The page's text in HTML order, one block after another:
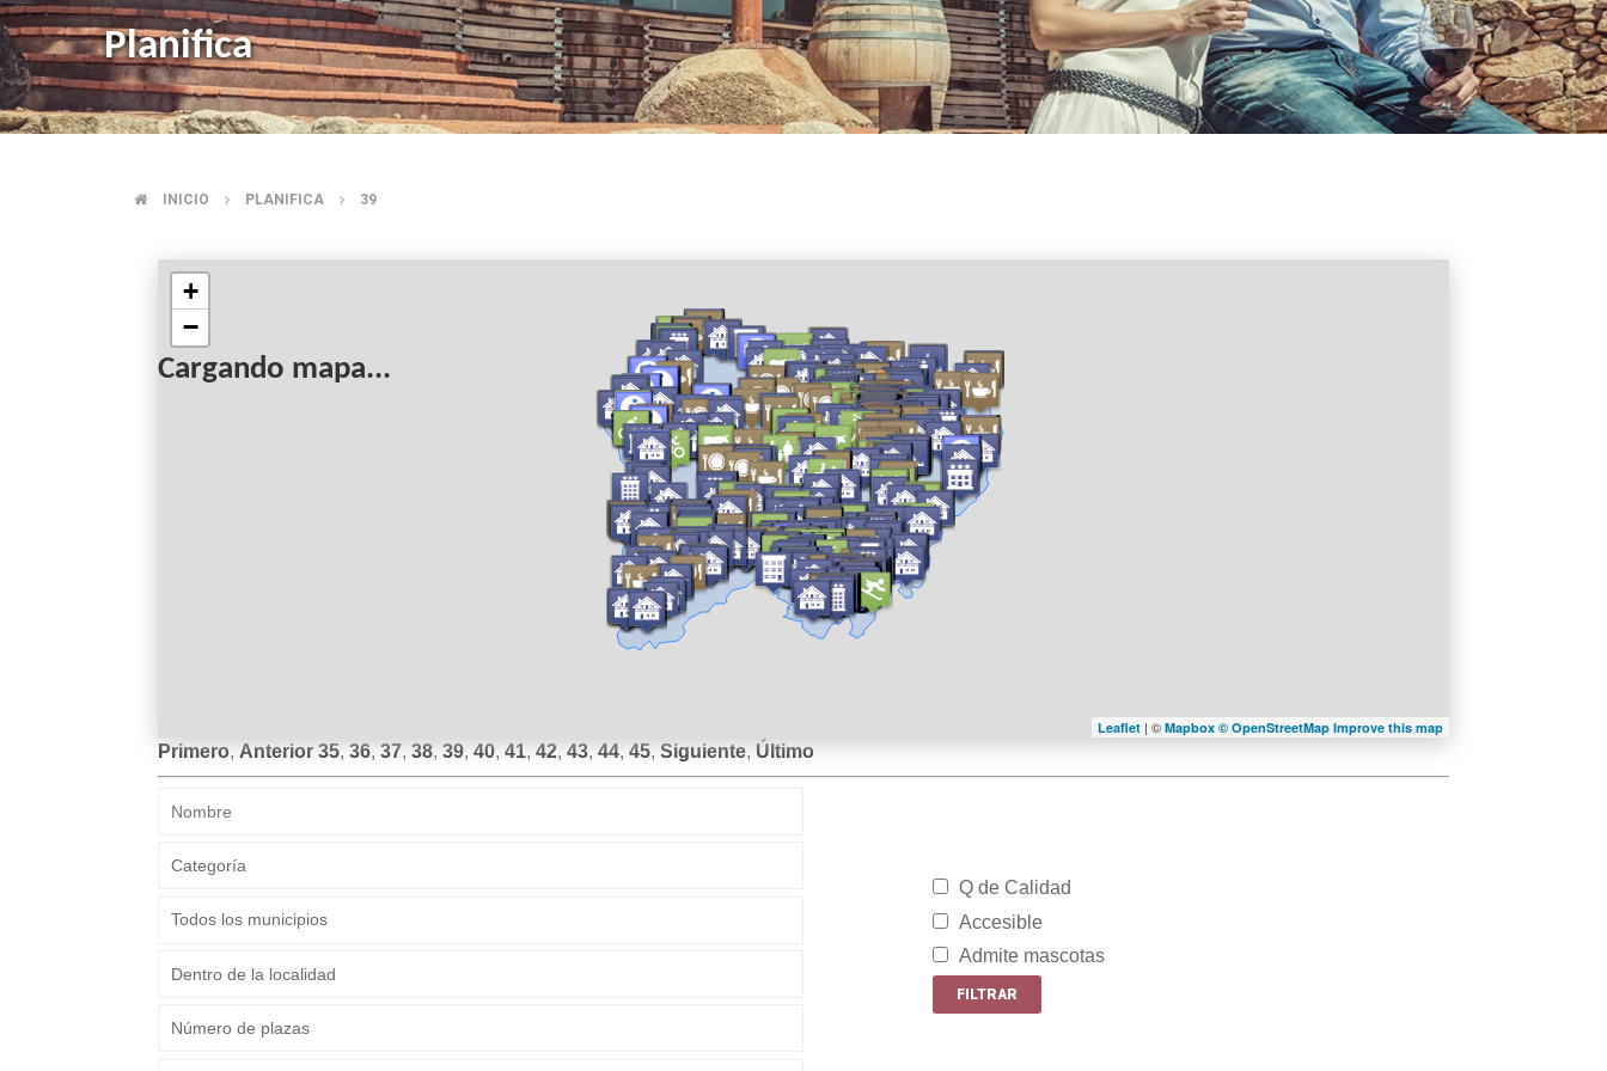
Planifica
BREADCRUMB
INICIO PLANIFICA 39
Cargando mapa...
+
−
Leaflet | © Mapbox © OpenStreetMap Improve this map
Primero, Anterior 35, 36, 37, 38, 39, 40, 41, 42, 43, 44, 45, Siguiente, Último
Q de Calidad
Accesible
Admite mascotas